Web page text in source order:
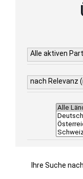
Alle aktiven
nach Relevanz
Ihre Suche